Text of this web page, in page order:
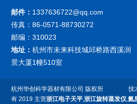
邮件： 1337636722@qq.com
传真：86-0571-88730272
邮编：310023
地址：杭州市未来科技城邱桥路西溪润
景大厦1幢510室
技
杭州华创科学器材有限公司 版权所
有 2019 主营浙江电子天平,浙江旋转蒸发仪,氦